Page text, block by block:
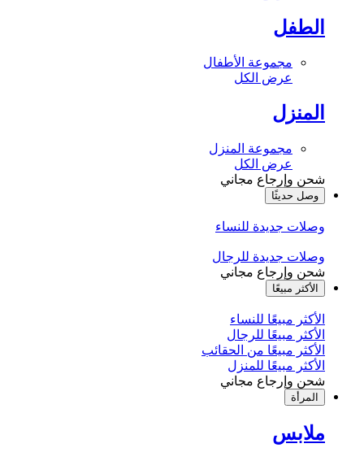
الطفل
مجموعة الأطفال
عرض الكل
المنزل
مجموعة المنزل
عرض الكل
شحن وإرجاع مجاني
وصل حديثًا
وصلات جديدة للنساء
وصلات جديدة للرجال
شحن وإرجاع مجاني
الأكثر مبيعًا
الأكثر مبيعًا للنساء
الأكثر مبيعًا للرجال
الأكثر مبيعًا من الحقائب
الأكثر مبيعًا للمنزل
شحن وإرجاع مجاني
المرأة
ملابس